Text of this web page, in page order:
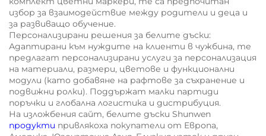
избор за взаимодействие между родители и деца и
за развиващо обучение.
Персонализирани решения за белите дъски:
Адаптирани към нуждите на клиенти в чужбина, те
предлагат персонализирани услуги за персонализация
на материали, размери, цветове и функционални
модули (като добавяне на рафтове за съхранение и
подвижни ролки). Поддържат малки партиди
поръчки и глобална логистика и дистрибуция.
На изложбения сайт, белите дъски Shunwen
продукти привлякоха покупатели от Европа,